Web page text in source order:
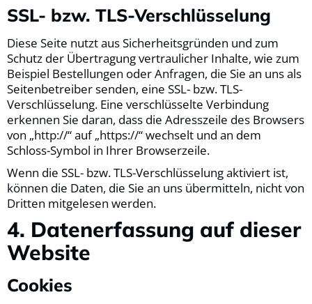
SSL- bzw. TLS-Verschlüsselung
Diese Seite nutzt aus Sicherheitsgründen und zum
Schutz der Übertragung vertraulicher Inhalte, wie zum
Beispiel Bestellungen oder Anfragen, die Sie an uns als
Seitenbetreiber senden, eine SSL- bzw. TLS-
Verschlüsselung. Eine verschlüsselte Verbindung
erkennen Sie daran, dass die Adresszeile des Browsers
von „http://“ auf „https://“ wechselt und an dem
Schloss-Symbol in Ihrer Browserzeile.
Wenn die SSL- bzw. TLS-Verschlüsselung aktiviert ist,
können die Daten, die Sie an uns übermitteln, nicht von
Dritten mitgelesen werden.
4. Datenerfassung auf dieser
Website
Cookies